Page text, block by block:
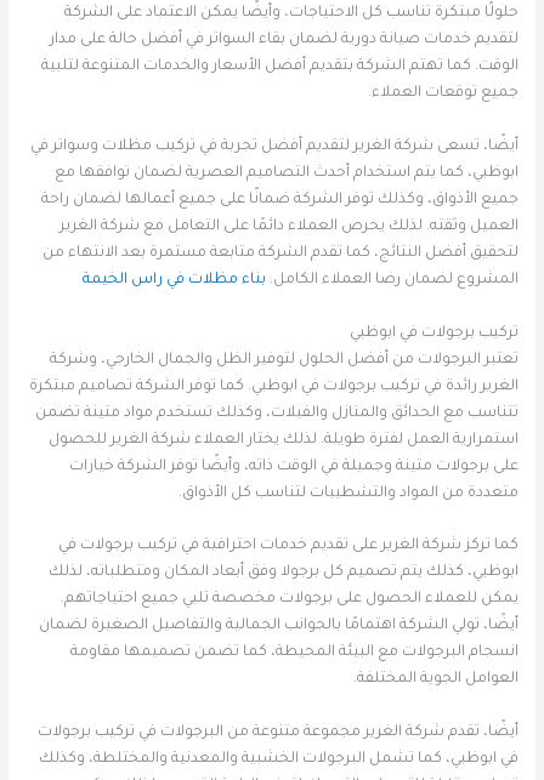
حلولًا مبتكرة تناسب كل الاحتياجات، وأيضًا يمكن الاعتماد على الشركة
لتقديم خدمات صيانة دورية لضمان بقاء السواتر في أفضل حالة على مدار
الوقت. كما تهتم الشركة بتقديم أفضل الأسعار والخدمات المتنوعة لتلبية
جميع توقعات العملاء.
أيضًا، تسعى شركة الغرير لتقديم أفضل تجربة في تركيب مظلات وسواتر في
ابوظبي، كما يتم استخدام أحدث التصاميم العصرية لضمان توافقها مع
جميع الأذواق، وكذلك توفر الشركة ضمانًا على جميع أعمالها لضمان راحة
العميل وثقته. لذلك يحرص العملاء دائمًا على التعامل مع شركة الغرير
لتحقيق أفضل النتائج، كما تقدم الشركة متابعة مستمرة بعد الانتهاء من
المشروع لضمان رضا العملاء الكامل. بناء مظلات في راس الخيمة
تركيب برجولات في ابوظبي
تعتبر البرجولات من أفضل الحلول لتوفير الظل والجمال الخارجي، وشركة
الغرير رائدة في تركيب برجولات في ابوظبي. كما توفر الشركة تصاميم مبتكرة
تتناسب مع الحدائق والمنازل والفيلات، وكذلك تستخدم مواد متينة تضمن
استمرارية العمل لفترة طويلة. لذلك يختار العملاء شركة الغرير للحصول
على برجولات متينة وجميلة في الوقت ذاته، وأيضًا توفر الشركة خيارات
متعددة من المواد والتشطيبات لتناسب كل الأذواق.
كما تركز شركة الغرير على تقديم خدمات احترافية في تركيب برجولات في
ابوظبي، كذلك يتم تصميم كل برجولا وفق أبعاد المكان ومتطلباته، لذلك
يمكن للعملاء الحصول على برجولات مخصصة تلبي جميع احتياجاتهم.
أيضًا، تولي الشركة اهتمامًا بالجوانب الجمالية والتفاصيل الصغيرة لضمان
انسجام البرجولات مع البيئة المحيطة، كما تضمن تصميمها مقاومة
العوامل الجوية المختلفة.
أيضًا، تقدم شركة الغرير مجموعة متنوعة من البرجولات في تركيب برجولات
في ابوظبي، كما تشمل البرجولات الخشبية والمعدنية والمختلطة، وكذلك